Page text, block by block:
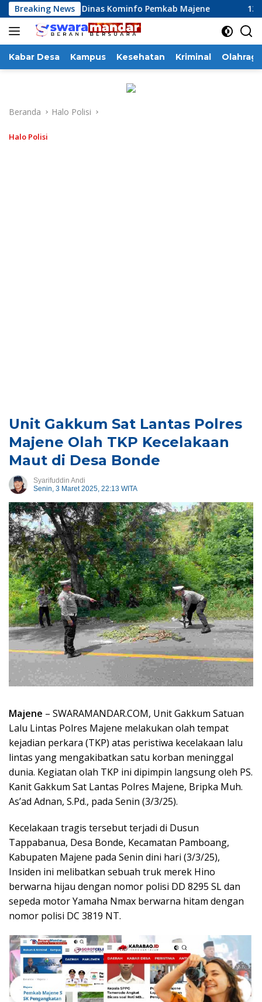
Langsung
ke
konten
Breaking News
Dinas Kominfo Pemkab Majene 13
Kabar Desa Kampus Kesehatan Kriminal Olahraga
Beranda Halo Polisi
Halo Polisi
Unit Gakkum Sat Lantas Polres
Majene Olah TKP Kecelakaan
Maut di Desa Bonde
Syarifuddin Andi
Senin, 3 Maret 2025, 22:13 WITA
Majene – SWARAMANDAR.COM, Unit Gakkum Satuan
Lalu Lintas Polres Majene melakukan olah tempat
kejadian perkara (TKP) atas peristiwa kecelakaan lalu
lintas yang mengakibatkan satu korban meninggal
dunia. Kegiatan olah TKP ini dipimpin langsung oleh PS.
Kanit Gakkum Sat Lantas Polres Majene, Bripka Muh.
As’ad Adnan, S.Pd., pada Senin (3/3/25).
Kecelakaan tragis tersebut terjadi di Dusun
Tappabanua, Desa Bonde, Kecamatan Pamboang,
Kabupaten Majene pada Senin dini hari (3/3/25),
Insiden ini melibatkan sebuah truk merek Hino
berwarna hijau dengan nomor polisi DD 8295 SL dan
sepeda motor Yamaha Nmax berwarna hitam dengan
nomor polisi DC 3819 NT.